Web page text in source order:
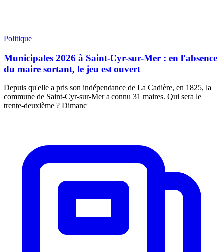
Politique
Municipales 2026 à Saint-Cyr-sur-Mer : en l'absence
du maire sortant, le jeu est ouvert
Depuis qu'elle a pris son indépendance de La Cadière, en 1825, la
commune de Saint-Cyr-sur-Mer a connu 31 maires. Qui sera le
trente-deuxième ? Dimanc